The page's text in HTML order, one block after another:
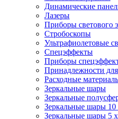
Динамические
Лазеры
Приборы светового
Стробоскопы
Ультрафиолетовые
Спецэффекты
Приборы
Принадлежности
Расходные
Зеркальные шары
Зеркальные
Зеркальные шары
Зеркальные шары 5